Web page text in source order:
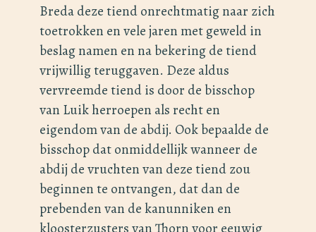
Breda deze tiend onrechtmatig naar zich
toetrokken en vele jaren met geweld in
beslag namen en na bekering de tiend
vrijwillig teruggaven. Deze aldus
vervreemde tiend is door de bisschop
van Luik herroepen als recht en
eigendom van de abdij. Ook bepaalde de
bisschop dat onmiddellijk wanneer de
abdij de vruchten van deze tiend zou
beginnen te ontvangen, dat dan de
prebenden van de kanunniken en